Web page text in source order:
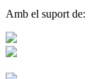
Amb el suport de: